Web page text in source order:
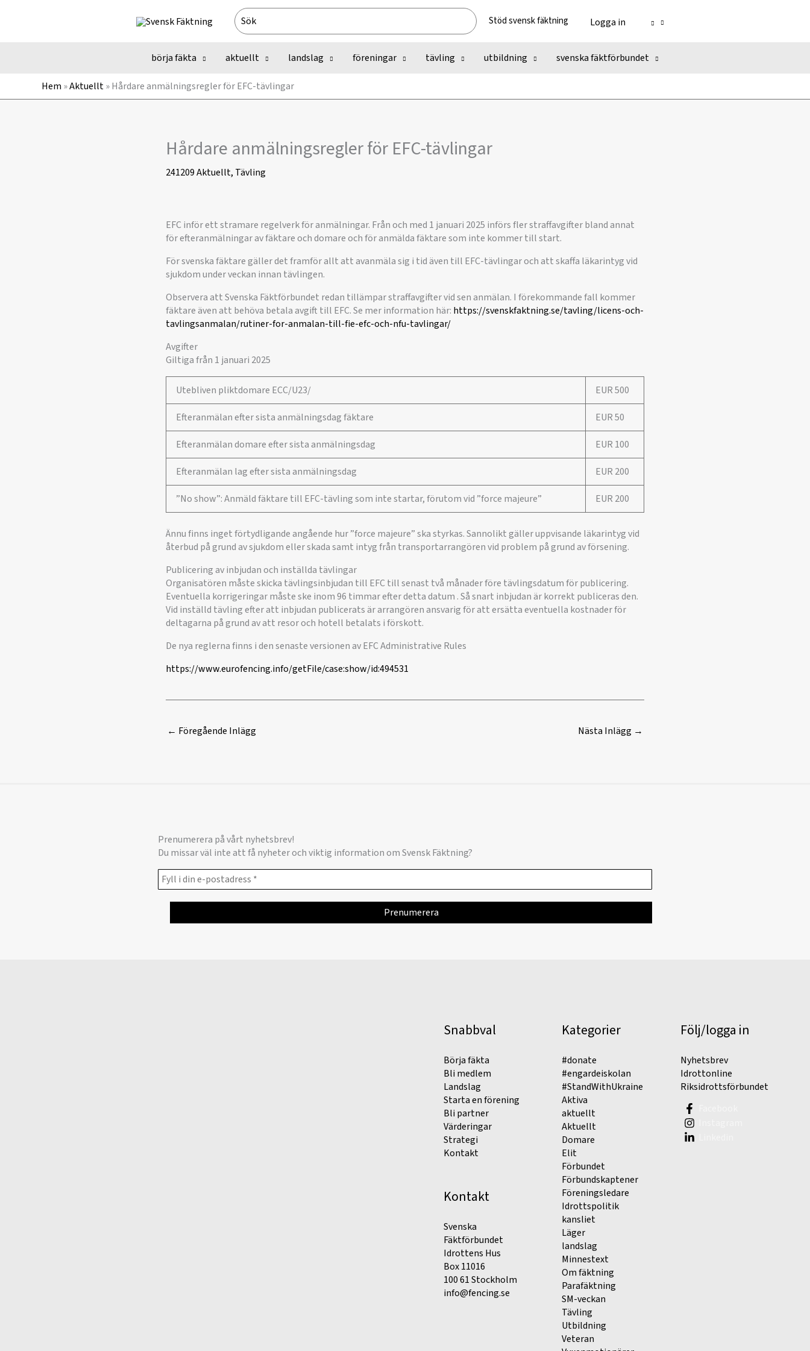
Search
for:
Stöd svensk fäktning Logga in
börja fäkta aktuellt landslag föreningar tävling utbildning svenska fäktförbundet
Hem »Aktuellt»Hårdare anmälningsregler för EFC-tävlingar
Hårdare anmälningsregler för EFC-tävlingar
241209Aktuellt, Tävling
EFC inför ett stramare regelverk för anmälningar. Från och med 1 januari 2025 införs fler straffavgifter bland annat
för efteranmälningar av fäktare och domare och för anmälda fäktare som inte kommer till start.
För svenska fäktare gäller det framför allt att avanmäla sig i tid även till EFC-tävlingar och att skaffa läkarintyg vid
sjukdom under veckan innan tävlingen.
Observera att Svenska Fäktförbundet redan tillämpar straffavgifter vid sen anmälan. I förekommande fall kommer
fäktare även att behöva betala avgift till EFC. Se mer information här: https://svenskfaktning.se/tavling/licens-och-
tavlingsanmalan/rutiner-for-anmalan-till-fie-efc-och-nfu-tavlingar/
Avgifter
Giltiga från 1 januari 2025
Utebliven pliktdomare ECC/U23/ EUR 500
Efteranmälan efter sista anmälningsdag fäktare EUR 50
Efteranmälan domare efter sista anmälningsdag EUR 100
Efteranmälan lag efter sista anmälningsdag EUR 200
”No show”: Anmäld fäktare till EFC-tävling som inte startar, förutom vid ”force majeure” EUR 200
Ännu finns inget förtydligande angående hur ”force majeure” ska styrkas. Sannolikt gäller uppvisande läkarintyg vid
återbud på grund av sjukdom eller skada samt intyg från transportarrangören vid problem på grund av försening.
Publicering av inbjudan och inställda tävlingar
Organisatören måste skicka tävlingsinbjudan till EFC till senast två månader före tävlingsdatum för publicering.
Eventuella korrigeringar måste ske inom 96 timmar efter detta datum . Så snart inbjudan är korrekt publiceras den.
Vid inställd tävling efter att inbjudan publicerats är arrangören ansvarig för att ersätta eventuella kostnader för
deltagarna på grund av att resor och hotell betalats i förskott.
De nya reglerna finns i den senaste versionen av EFC Administrative Rules
https://www.eurofencing.info/getFile/case:show/id:494531
← Föregående Inlägg Nästa Inlägg →
Prenumerera på vårt nyhetsbrev!
Du missar väl inte att få nyheter och viktig information om Svensk Fäktning?
Snabbval
Börja fäkta
Bli medlem
Landslag
Starta en förening
Bli partner
Värderingar
Strategi
Kontakt
Kontakt
Svenska
Fäktförbundet
Idrottens Hus
Box 11016
100 61 Stockholm
info@fencing.se
Kategorier
#donate
#engardeiskolan
#StandWithUkraine
Aktiva
aktuellt
Aktuellt
Domare
Elit
Förbundet
Förbundskaptener
Föreningsledare
Idrottspolitik
kansliet
Läger
landslag
Minnestext
Om fäktning
Parafäktning
SM-veckan
Tävling
Utbildning
Veteran
Följ/logga in
Nyhetsbrev
Idrottonline
Riksidrottsförbundet